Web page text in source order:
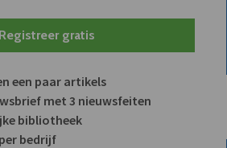
Registreer gratis
een paar artikels
met 3 nieuwsfeiten
bibliotheek
bedrijf